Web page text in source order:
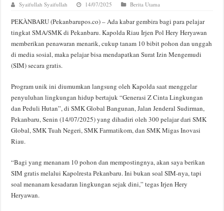
Syaifullah Syaifullah 14/07/2025 Berita Utama
PEKÀNBARU (Pekanbarupos.co) – Ada kabar gembira bagi para pelajar
tingkat SMA/SMK di Pekanbaru. Kapolda Riau Irjen Pol Hery Heryawan
memberikan penawaran menarik, cukup tanam 10 bibit pohon dan unggah
di media sosial, maka pelajar bisa mendapatkan Surat Izin Mengemudi
(SIM) secara gratis.
Program unik ini diumumkan langsung oleh Kapolda saat menggelar
penyuluhan lingkungan hidup bertajuk “Generasi Z Cinta Lingkungan
dan Peduli Hutan”, di SMK Global Bangunan, Jalan Jenderal Sudirman,
Pekanbaru, Senin (14/07/2025) yang dihadiri oleh 300 pelajar dari SMK
Global, SMK Tuah Negeri, SMK Farmatikom, dan SMK Migas Inovasi
Riau.
“Bagi yang menanam 10 pohon dan mempostingnya, akan saya berikan
SIM gratis melalui Kapolresta Pekanbaru. Ini bukan soal SIM-nya, tapi
soal menanam kesadaran lingkungan sejak dini,” tegas Irjen Hery
Heryawan.